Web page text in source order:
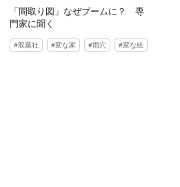
「間取り図」なぜブームに？ 専
門家に聞く
双葉社 変な家 雨穴 変な絵